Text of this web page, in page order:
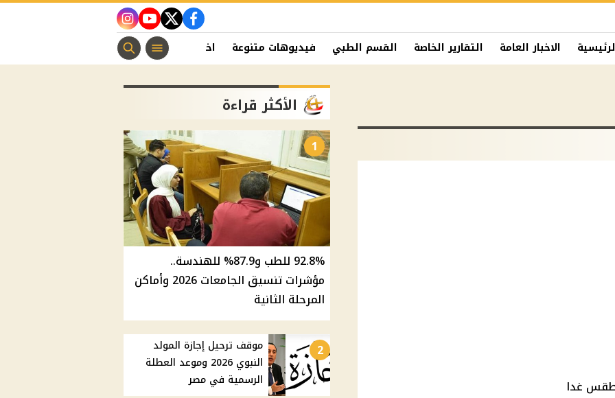
facebook
twitter
youtube
instagram
الاخبار العامة التقارير الخاصة القسم الطبي فيديوهات متنوعة اخبار الفن منوعات مسيحية
غدا
الأكثر قراءة
1
92.8% للطب و87.9% للهندسة..
مؤشرات تنسيق الجامعات 2026 وأماكن
المرحلة الثانية
2
موقف ترحيل إجازة المولد
النبوي 2026 وموعد العطلة
الرسمية في مصر